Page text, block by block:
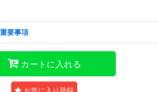
要事項
カートに入れる
お気に入り登録